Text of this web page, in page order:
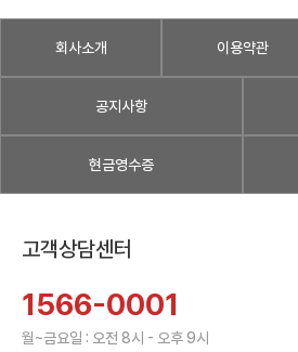
회사소개 이용약관
공지사항
현금영수증
고객상담센터
1566-0001
월~금요일 : 오전 8시 - 오후 9시